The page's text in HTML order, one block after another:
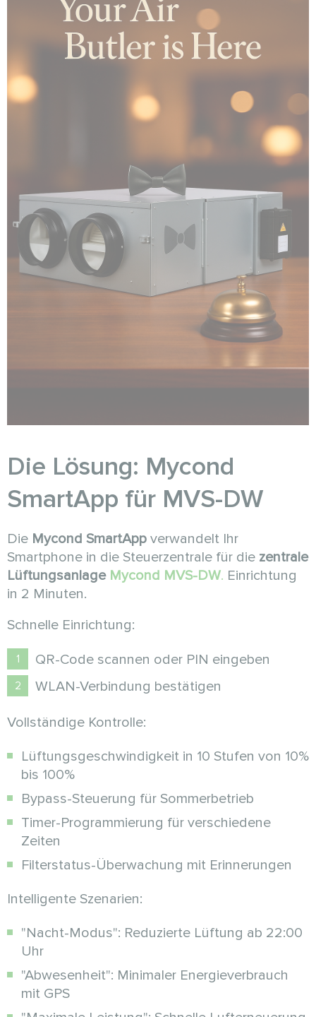
Die Lösung: Mycond
SmartApp für MVS-DW
Die Mycond SmartApp verwandelt Ihr
Smartphone in die Steuerzentrale für die zentrale
Lüftungsanlage Mycond MVS-DW. Einrichtung
in 2 Minuten.
Schnelle Einrichtung:
QR-Code scannen oder PIN eingeben
WLAN-Verbindung bestätigen
Vollständige Kontrolle:
Lüftungsgeschwindigkeit in 10 Stufen von 10%
bis 100%
Bypass-Steuerung für Sommerbetrieb
Timer-Programmierung für verschiedene
Zeiten
Filterstatus-Überwachung mit Erinnerungen
Intelligente Szenarien:
"Nacht-Modus": Reduzierte Lüftung ab 22:00
Uhr
"Abwesenheit": Minimaler Energieverbrauch
mit GPS